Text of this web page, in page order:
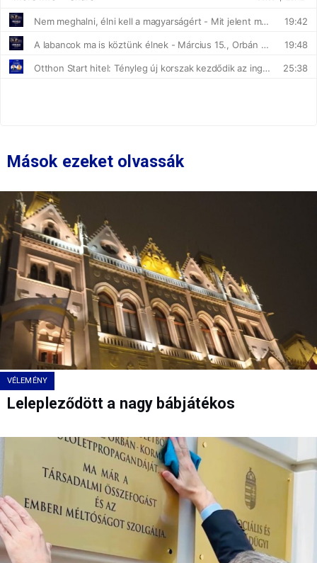
Mások ezeket olvassák
VÉLEMÉNY
Lelepleződött a nagy bábjátékos